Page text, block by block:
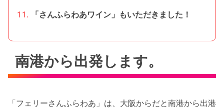
「さんふらわあワイン」もいただきました！
南港から出発します。
「フェリーさんふらわあ」は、大阪からだと南港から出港